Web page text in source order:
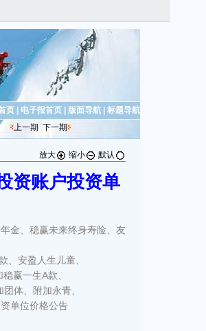
页 电子报首页 版面导航
标题导航
上一期 下一期
放大 缩小 默认
资账户投资单
金、稳赢未来终身寿险、友
、安盈人生儿童、
赢一生A款、
体、附加永青、
单位价格公告